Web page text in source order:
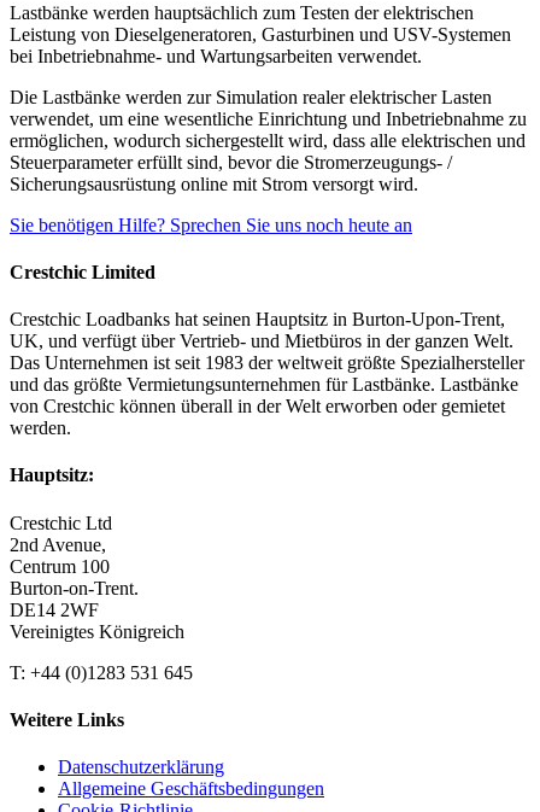
Lastbänke werden hauptsächlich zum Testen der elektrischen
Leistung von Dieselgeneratoren, Gasturbinen und USV-Systemen
bei Inbetriebnahme- und Wartungsarbeiten verwendet.
Die Lastbänke werden zur Simulation realer elektrischer Lasten
verwendet, um eine wesentliche Einrichtung und Inbetriebnahme zu
ermöglichen, wodurch sichergestellt wird, dass alle elektrischen und
Steuerparameter erfüllt sind, bevor die Stromerzeugungs- /
Sicherungsausrüstung online mit Strom versorgt wird.
Sie benötigen Hilfe? Sprechen Sie uns noch heute an
Crestchic Limited
Crestchic Loadbanks hat seinen Hauptsitz in Burton-Upon-Trent,
UK, und verfügt über Vertrieb- und Mietbüros in der ganzen Welt.
Das Unternehmen ist seit 1983 der weltweit größte Spezialhersteller
und das größte Vermietungsunternehmen für Lastbänke. Lastbänke
von Crestchic können überall in der Welt erworben oder gemietet
werden.
Hauptsitz:
Crestchic Ltd
2nd Avenue,
Centrum 100
Burton-on-Trent.
DE14 2WF
Vereinigtes Königreich
T: +44 (0)1283 531 645
Weitere Links
Datenschutzerklärung
Allgemeine Geschäftsbedingungen